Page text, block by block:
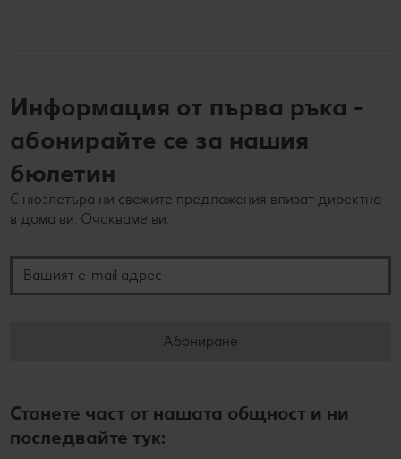
Информация от първа ръка -
абонирайте се за нашия
бюлетин
С нюзлетъра ни свежите предложения влизат директно
в дома ви. Очакваме ви.
Абониране
Станете част от нашата общност и ни
последвайте тук: